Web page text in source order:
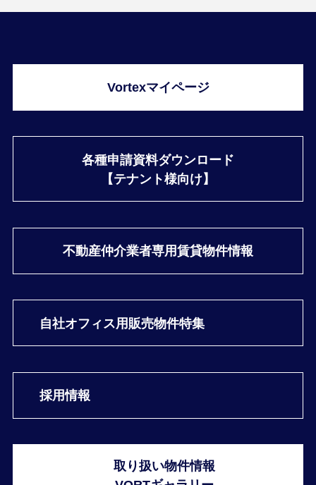
Vortexマイページ
各種申請資料ダウンロード
【テナント様向け】
不動産仲介業者専用賃貸物件情報
自社オフィス用販売物件特集
採用情報
取り扱い物件情報